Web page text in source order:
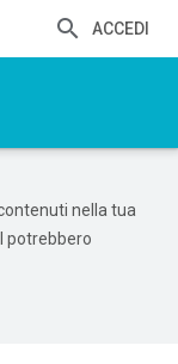
ACCEDI
nella tua
potrebbero